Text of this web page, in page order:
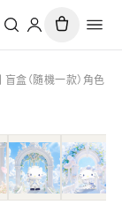
盒（隨機一款）角色